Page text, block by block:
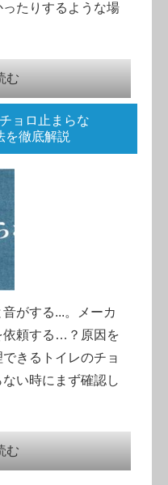
たりするような場
む
ョロ止まらな
を徹底解説
がする...。メーカ
依頼する…？原因を
きるトイレのチョ
い時にまず確認し
む